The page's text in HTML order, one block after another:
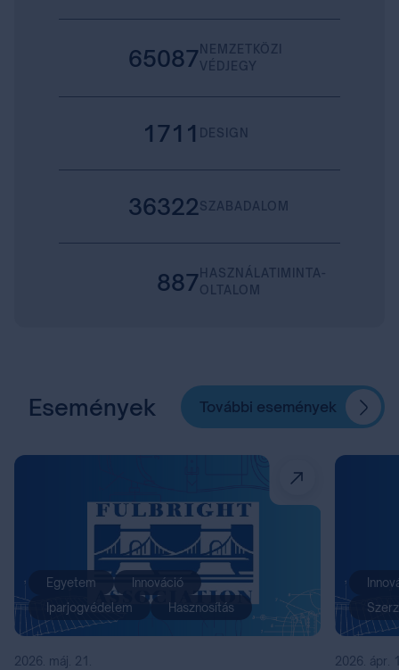
65087 NEMZETKÖZI
VÉDJEGY
1711 DESIGN
36322SZABADALOM
887 HASZNÁLATIMINTA-
OLTALOM
Események További események
Egyetem
Innováció
Iparjogvédelem
Hasznosítás
2026. máj. 21. 2026. ápr.